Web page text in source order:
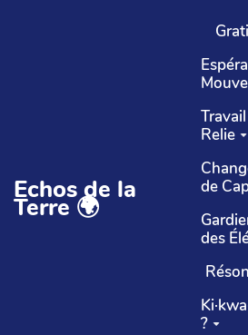
Echos de la
Terre 🌍
Relie
de
des
?